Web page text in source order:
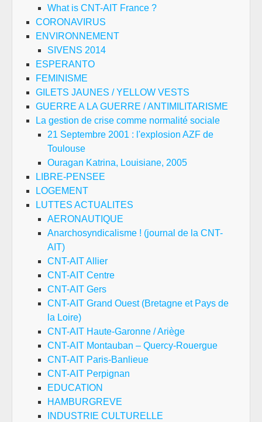
What is CNT-AIT France ?
CORONAVIRUS
ENVIRONNEMENT
SIVENS 2014
ESPERANTO
FEMINISME
GILETS JAUNES / YELLOW VESTS
GUERRE A LA GUERRE / ANTIMILITARISME
La gestion de crise comme normalité sociale
21 Septembre 2001 : l'explosion AZF de
Toulouse
Ouragan Katrina, Louisiane, 2005
LIBRE-PENSEE
LOGEMENT
LUTTES ACTUALITES
AERONAUTIQUE
Anarchosyndicalisme ! (journal de la CNT-
AIT)
CNT-AIT Allier
CNT-AIT Centre
CNT-AIT Gers
CNT-AIT Grand Ouest (Bretagne et Pays de
la Loire)
CNT-AIT Haute-Garonne / Ariège
CNT-AIT Montauban – Quercy-Rouergue
CNT-AIT Paris-Banlieue
CNT-AIT Perpignan
EDUCATION
HAMBURGREVE
INDUSTRIE CULTURELLE